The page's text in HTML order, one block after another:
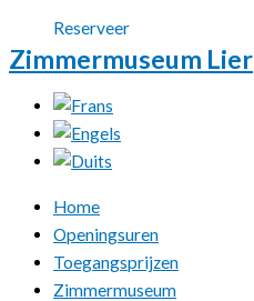
Reserveer
Zimmermuseum Lier
Home
Openingsuren
Toegangsprijzen
Zimmermuseum